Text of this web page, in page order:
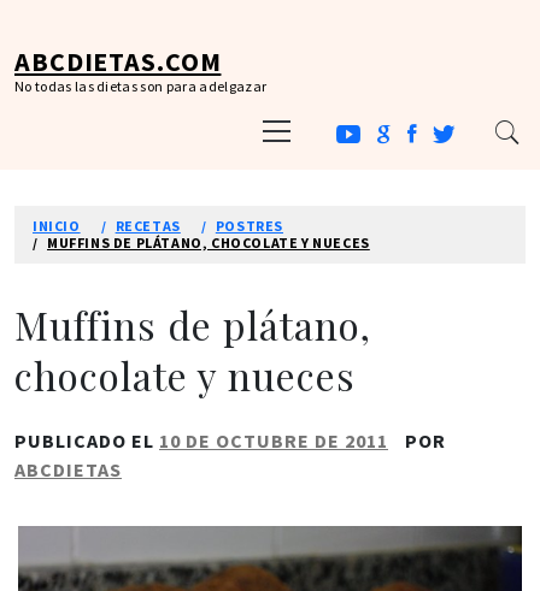
contenido
ABCDIETAS.COM
No todas las dietas son para adelgazar
principal
INICIO RECETAS
POSTRES
MUFFINS DE PLÁTANO, CHOCOLATE Y NUECES
Muffins de plátano,
chocolate y nueces
PUBLICADO EL 10 DE OCTUBRE DE 2011
POR
ABCDIETAS